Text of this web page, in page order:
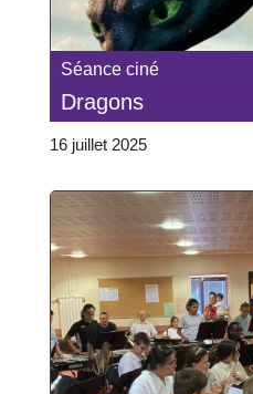
Séance ciné
Dragons
16 juillet 2025